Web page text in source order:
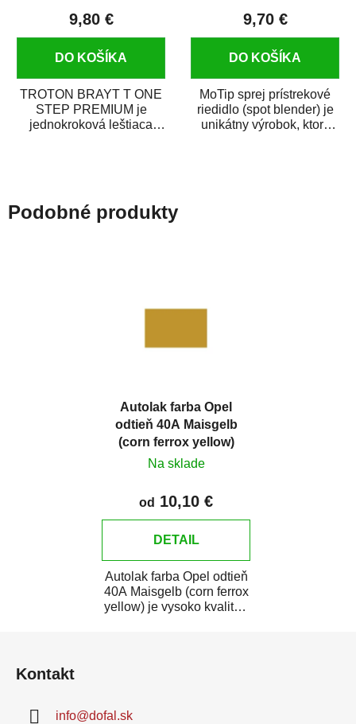
9,80 €
DO KOŠÍKA
TROTON BRAYT T ONE
STEP PREMIUM je
jednokroková leštiaca
9,70 €
DO KOŠÍKA
MoTip sprej prístrekové
riedidlo (spot blender) je
unikátny výrobok, ktorý
Podobné produkty
Autolak farba Opel
odtieň 40A Maisgelb
(corn ferrox yellow)
Na sklade
od 10,10 €
DETAIL
Autolak farba Opel odtieň
40A Maisgelb (corn ferrox
yellow) je vysoko kvalitná
Kontakt
info@dofal.sk